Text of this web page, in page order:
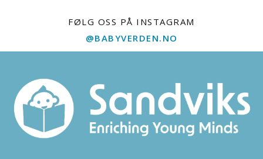
FØLG OSS PÅ INSTAGRAM
@BABYVERDEN.NO